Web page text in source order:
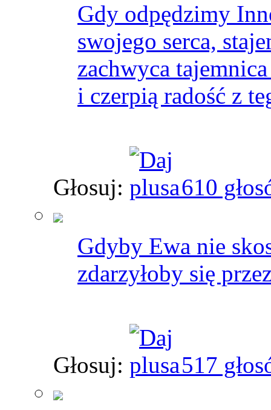
Gdy odpędzimy
swojego serca,
zachwyca
i czerpią radość z
Głosuj: 610
Gdyby Ewa nie
zdarzyłoby się
Głosuj: 517